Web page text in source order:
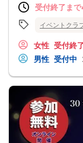
受付終了ま
イベントクラ
女性 受付終
男性 受付中